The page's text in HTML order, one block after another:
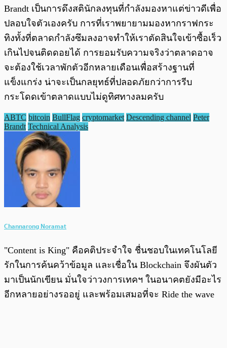
Brandt เป็นการดึงสตินักลงทุนที่กำลังมองหาแต่ข่าวดีเพื่อ
ปลอบใจตัวเองครับ การที่เราพยายามมองหากราฟกระ
ทิงทั้งที่ตลาดกำลังซึมลงอาจทำให้เราตัดสินใจเข้าซื้อเร็ว
เกินไปจนติดดอยได้ การยอมรับความจริงว่าตลาดอาจ
จะต้องใช้เวลาพักตัวอีกหลายเดือนเพื่อสร้างฐานที่
แข็งแกร่ง น่าจะเป็นกลยุทธ์ที่ปลอดภัยกว่าการรีบ
กระโดดเข้าตลาดแบบไม่ดูทิศทางลมครับ
ABTC bitcoin BullFlag cryptomarket Descending channel Peter
Brandt Technical Analysis
Channarong Noramat
"Content is King" คือคติประจำใจ ชื่นชอบในเทคโนโลยี
รักในการค้นคว้าข้อมูล และเชื่อใน Blockchain จึงผันตัว
มาเป็นนักเขียน มั่นใจว่าวงการเทคฯ ในอนาคตยังมีอะไร
อีกหลายอย่างรออยู่ และพร้อมเสมอที่จะ Ride the wave